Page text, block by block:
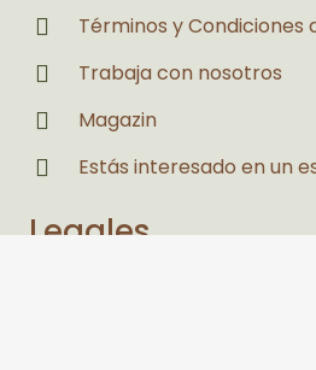
Términos y Condiciones
Trabaja con nosotros
Magazin
Estás interesado en un
Legales